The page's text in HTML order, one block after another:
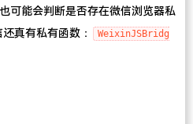
可能会判断是否存在微信浏览器私
真有私有函数：
WeixinJSBridg